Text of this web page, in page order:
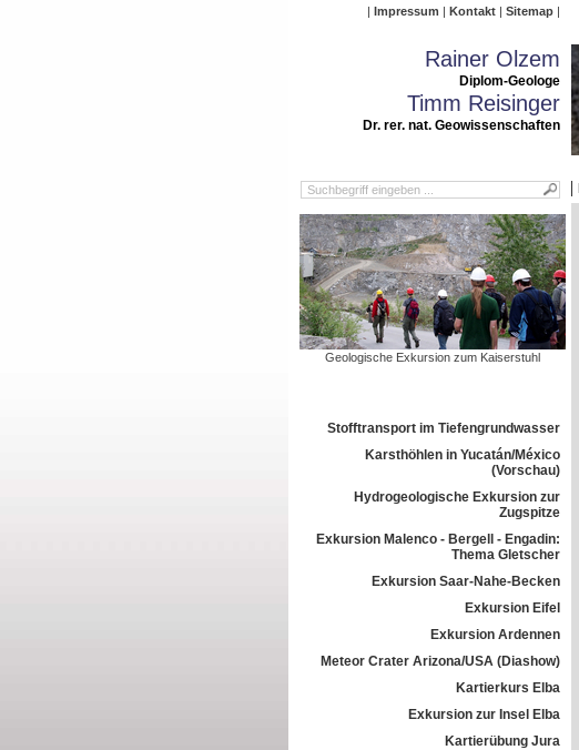
Impressum Kontakt Sitemap
Rainer Olzem
Diplom-Geologe
Timm Reisinger
Dr. rer. nat. Geowissenschaften
Geologische Exkursion zum Kaiserstuhl
Stofftransport im Tiefengrundwasser
Karsthöhlen in Yucatán/México
(Vorschau)
Hydrogeologische Exkursion zur
Zugspitze
Exkursion Malenco - Bergell - Engadin:
Thema Gletscher
Exkursion Saar-Nahe-Becken
Exkursion Eifel
Exkursion Ardennen
Meteor Crater Arizona/USA (Diashow)
Kartierkurs Elba
Exkursion zur Insel Elba
Kartierübung Jura